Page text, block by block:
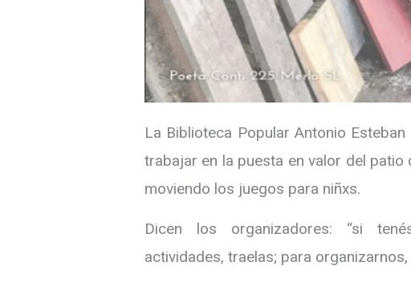
La Biblioteca Popular Antonio
trabajar en la puesta en valor del
moviendo los juegos para niñxs.
Dicen los organizadores: “si
actividades, traelas; para